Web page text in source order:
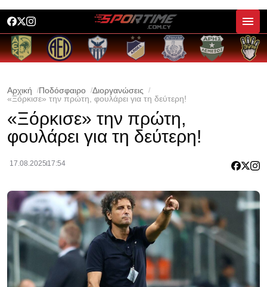
Αρχική Ποδόσφαιρο
Διοργανώσεις
«Ξόρκισε» την πρώτη, φουλάρει για τη δεύτερη!
«Ξόρκισε» την πρώτη,
φουλάρει για τη δεύτερη!
17.08.2025 17:54